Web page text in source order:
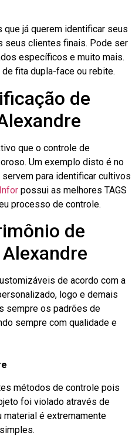
que já querem identificar seus
seus clientes finais. Pode ser
específicos e muito mais.
fita dupla-face ou rebite.
de
que o controle de
Um exemplo disto é no
servem para identificar cultivos
possui as melhores TAGS
processo de controle.
de
de acordo com a
logo e demais
sempre os padrões de
sempre com qualidade e
métodos de controle pois
foi violado através de
é extremamente